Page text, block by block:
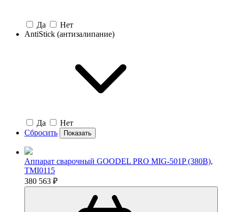
Да
Нет
AntiStick (антизалипание)
Да
Нет
Сбросить
Показать
Аппарат сварочный GOODEL PRO MIG-501P (380В),
TMI0115
380 563 ₽